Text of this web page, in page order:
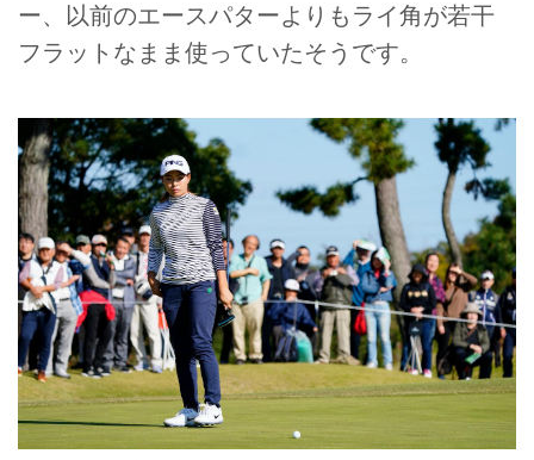
ー、以前のエースパターよりもライ角が若干
フラットなまま使っていたそうです。